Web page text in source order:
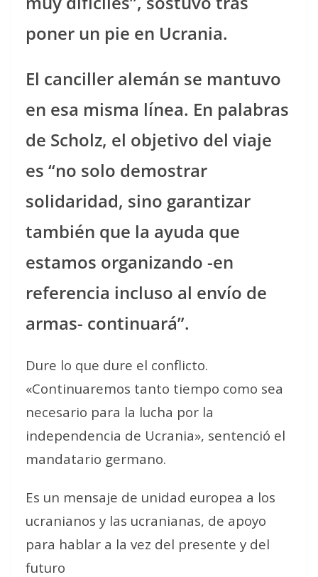
poner un pie en Ucrania.
El canciller alemán se mantuvo
en esa misma línea. En palabras
de Scholz, el objetivo del viaje
es “no solo demostrar
solidaridad, sino garantizar
también que la ayuda que
estamos organizando -en
referencia incluso al envío de
armas- continuará”.
Dure lo que dure el conflicto.
«Continuaremos tanto tiempo como sea
necesario para la lucha por la
independencia de Ucrania», sentenció el
mandatario germano.
Es un mensaje de unidad europea a los
ucranianos y las ucranianas, de apoyo
para hablar a la vez del presente y del
futuro